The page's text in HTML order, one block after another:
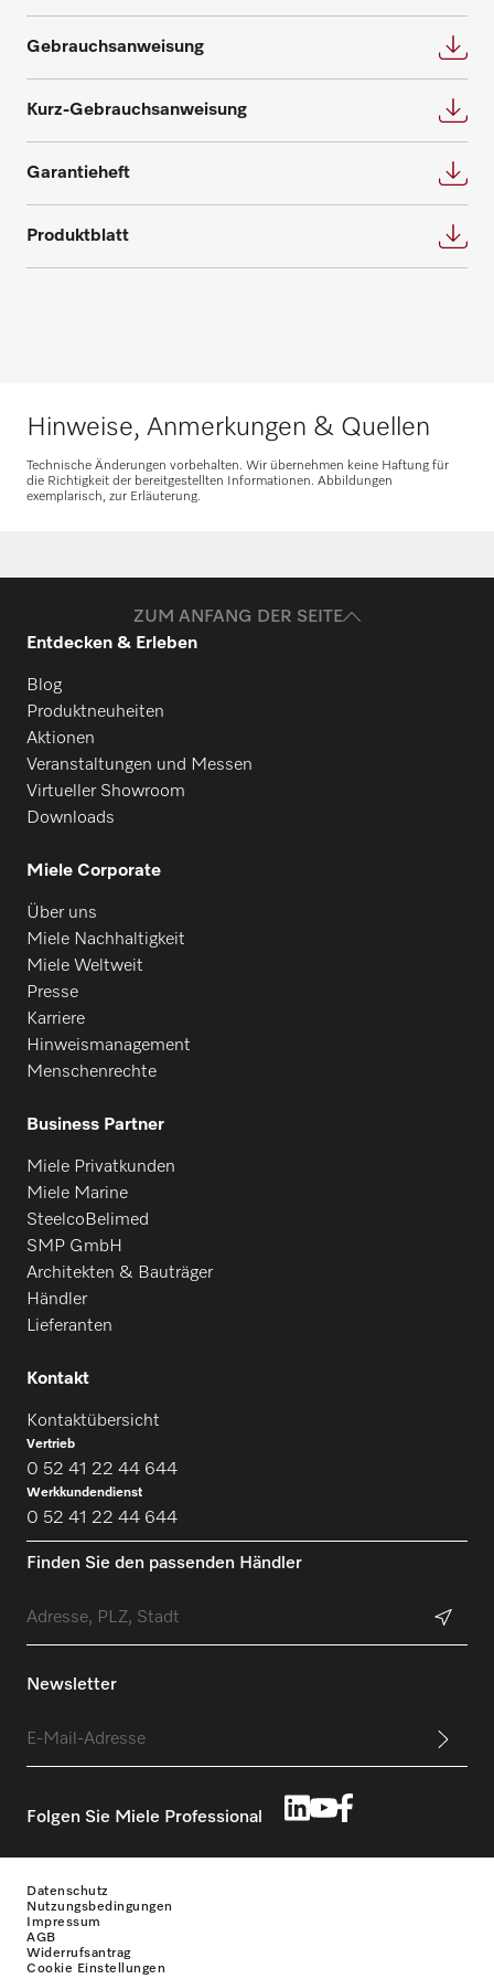
Ersatzteile anfragen
Gebrauchsanweisung
Kurz-Gebrauchsanweisung
Garantieheft
Produktblatt
Hinweise, Anmerkungen & Quellen
Technische Änderungen vorbehalten. Wir übernehmen keine Haftung für
die Richtigkeit der bereitgestellten Informationen. Abbildungen
exemplarisch, zur Erläuterung.
ZUM ANFANG DER SEITE
Entdecken & Erleben
Blog
Produktneuheiten
Aktionen
Veranstaltungen und Messen
Virtueller Showroom
Downloads
Miele Corporate
Über uns
Miele Nachhaltigkeit
Miele Weltweit
Presse
Karriere
Hinweismanagement
Menschenrechte
Business Partner
Miele Privatkunden
Miele Marine
SteelcoBelimed
SMP GmbH
Architekten & Bauträger
Händler
Lieferanten
Kontakt
Kontaktübersicht
Vertrieb
0 52 41 22 44 644
Werkkundendienst
0 52 41 22 44 644
Finden Sie den passenden Händler
Newsletter
Folgen Sie Miele Professional
Datenschutz
Nutzungsbedingungen
Impressum
AGB
Widerrufsantrag
Cookie Einstellungen